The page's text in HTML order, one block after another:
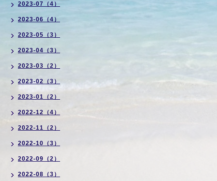
2023-07（4）
2023-06（4）
2023-05（3）
2023-04（3）
2023-03（2）
2023-02（3）
2023-01（2）
2022-12（4）
2022-11（2）
2022-10（3）
2022-09（2）
2022-08（3）